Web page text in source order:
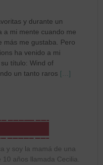
y durante un
a mi mente cuando me
más me gustaba. Pero
ha venido a mi
título: Wind of
un tanto raros […]
y soy la mamá de una
años llamada Cecilia.